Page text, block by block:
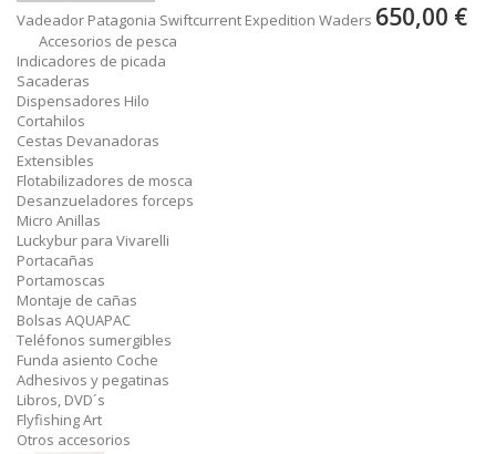
Vadeador Patagonia Swiftcurrent Expedition Waders 650,00 €
Accesorios de pesca
Indicadores de picada
Sacaderas
Dispensadores Hilo
Cortahilos
Cestas Devanadoras
Extensibles
Flotabilizadores de mosca
Desanzueladores forceps
Micro Anillas
Luckybur para Vivarelli
Portacañas
Portamoscas
Montaje de cañas
Bolsas AQUAPAC
Teléfonos sumergibles
Funda asiento Coche
Adhesivos y pegatinas
Libros, DVD´s
Flyfishing Art
Otros accesorios